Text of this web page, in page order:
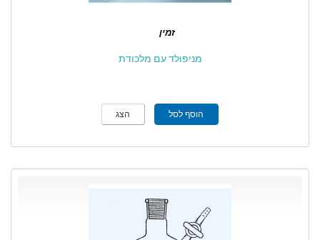
זמין
מניפולד עם מלכודת
הוסף לסל הצג